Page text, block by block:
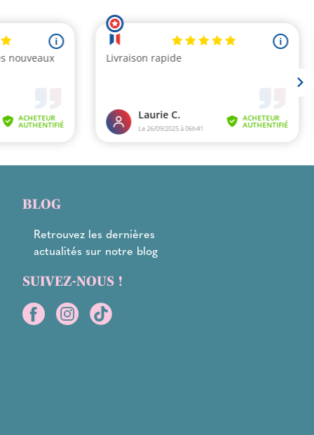
BLOG
Retrouvez les dernières
actualités sur notre blog
SUIVEZ-NOUS !